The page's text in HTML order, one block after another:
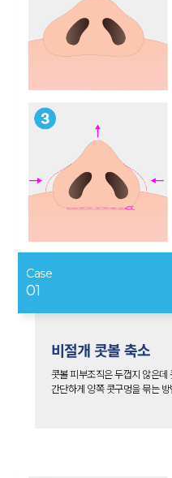
Case
01
비절개 콧볼 축소
콧볼 피부조직은 두껍지 않은
간단하게 양쪽 콧구멍을 묶는